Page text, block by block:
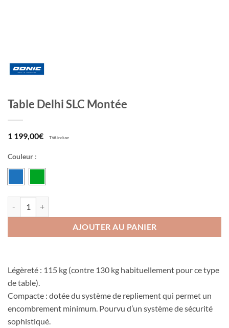
Table Delhi SLC Montée
1 199,00€ TVA incluse
Couleur :
AJOUTER AU PANIER
Légèreté : 115 kg (contre 130 kg habituellement pour ce type
de table).
Compacte : dotée du système de repliement qui permet un
encombrement minimum. Pourvu d’un système de sécurité
sophistiqué.